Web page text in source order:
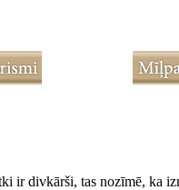
ir divkārši, tas nozīmē, ka